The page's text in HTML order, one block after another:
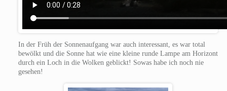
In der Früh der Sonnenaufgang war auch interessant, es war total
bewölkt und die Sonne hat wie eine kleine runde Lampe am Horizont
durch ein Loch in die Wolken geblickt! Sowas habe ich noch nie
gesehen!